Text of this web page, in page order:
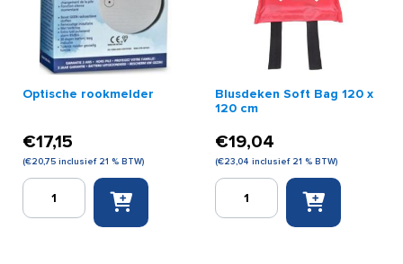
Optische rookmelder
€17,15
(€20,75 inclusief 21 % BTW)
Optische
rookmelder
Blusdeken Soft Bag 120 x
120 cm
€19,04
(€23,04 inclusief 21 % BTW)
Blusdeken